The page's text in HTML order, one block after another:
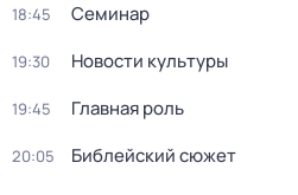
18:45 Семинар
19:30 Новости культуры
19:45 Главная роль
20:05 Библейский сюжет